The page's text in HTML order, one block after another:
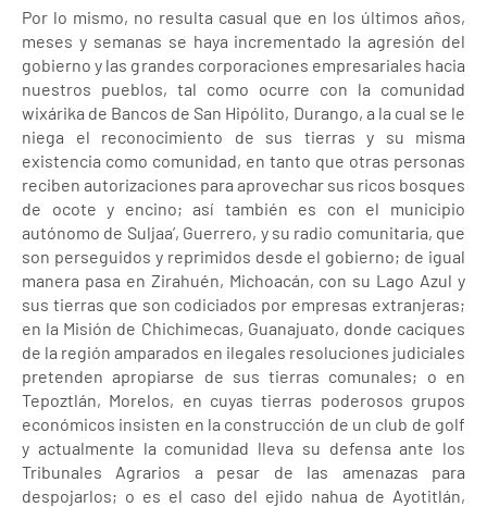
Por lo mismo, no resulta casual que en los últimos años,
meses y semanas se haya incrementado la agresión del
gobierno y las grandes corporaciones empresariales hacia
nuestros pueblos, tal como ocurre con la comunidad
wixárika de Bancos de San Hipólito, Durango, a la cual se le
niega el reconocimiento de sus tierras y su misma
existencia como comunidad, en tanto que otras personas
reciben autorizaciones para aprovechar sus ricos bosques
de ocote y encino; así también es con el municipio
autónomo de Suljaa’, Guerrero, y su radio comunitaria, que
son perseguidos y reprimidos desde el gobierno; de igual
manera pasa en Zirahuén, Michoacán, con su Lago Azul y
sus tierras que son codiciados por empresas extranjeras;
en la Misión de Chichimecas, Guanajuato, donde caciques
de la región amparados en ilegales resoluciones judiciales
pretenden apropiarse de sus tierras comunales; o en
Tepoztlán, Morelos, en cuyas tierras poderosos grupos
económicos insisten en la construcción de un club de golf
y actualmente la comunidad lleva su defensa ante los
Tribunales Agrarios a pesar de las amenazas para
despojarlos; o es el caso del ejido nahua de Ayotitlán,